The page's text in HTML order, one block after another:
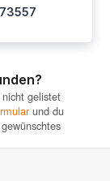
gelistet
und du